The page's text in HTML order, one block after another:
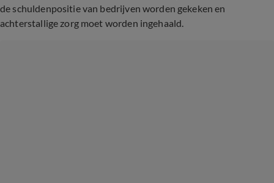
de schuldenpositie van bedrijven worden gekeken en
achterstallige zorg moet worden ingehaald.